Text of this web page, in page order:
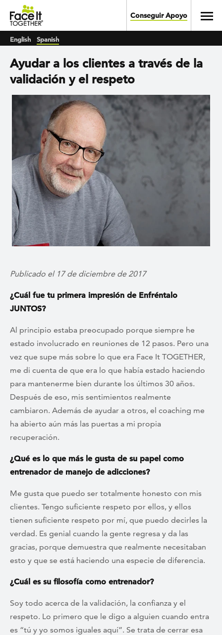
Skip to main content
Conseguir Apoyo
English Spanish
Ayudar a los clientes a través de la
validación y el respeto
Publicado el 17 de diciembre de 2017
¿Cuál fue tu primera impresión de Enfréntalo
JUNTOS?
Al principio estaba preocupado porque siempre he
estado involucrado en reuniones de 12 pasos. Pero una
vez que supe más sobre lo que era Face It TOGETHER,
me di cuenta de que era lo que había estado haciendo
para mantenerme bien durante los últimos 30 años.
Después de eso, mis sentimientos realmente
cambiaron. Además de ayudar a otros, el coaching me
ha abierto aún más las puertas a mi propia
recuperación.
¿Qué es lo que más le gusta de su papel como
entrenador de manejo de adicciones?
Me gusta que puedo ser totalmente honesto con mis
clientes. Tengo suficiente respeto por ellos, y ellos
tienen suficiente respeto por mí, que puedo decirles la
verdad. Es genial cuando la gente regresa y da las
gracias, porque demuestra que realmente necesitaban
esto y que se está haciendo una especie de diferencia.
¿Cuál es su filosofía como entrenador?
Soy todo acerca de la validación, la confianza y el
respeto. Lo primero que le digo a alguien cuando entra
es “tú y yo somos iguales aquí”. Se trata de cerrar esa